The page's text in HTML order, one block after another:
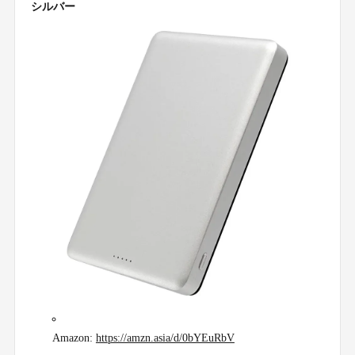
シルバー
Amazon: https://amzn.asia/d/0bYEuRbV